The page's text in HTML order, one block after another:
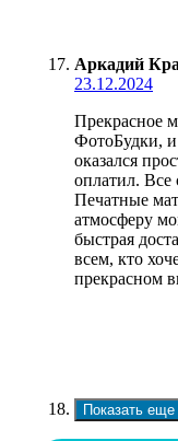
Аркадий
23.12.2024
Прекрасное
ФотоБудки, и
оказался
оплатил. Все
Печатные
атмосферу
быстрая
всем, кто
прекрасном
Показать еще